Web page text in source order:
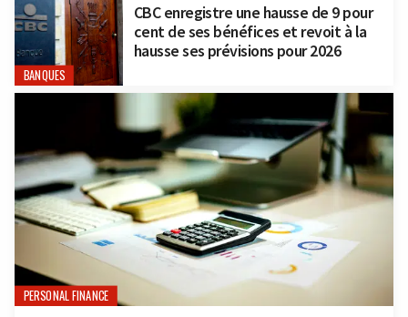
BANQUES
CBC enregistre une hausse de 9 pour
cent de ses bénéfices et revoit à la
hausse ses prévisions pour 2026
PERSONAL FINANCE